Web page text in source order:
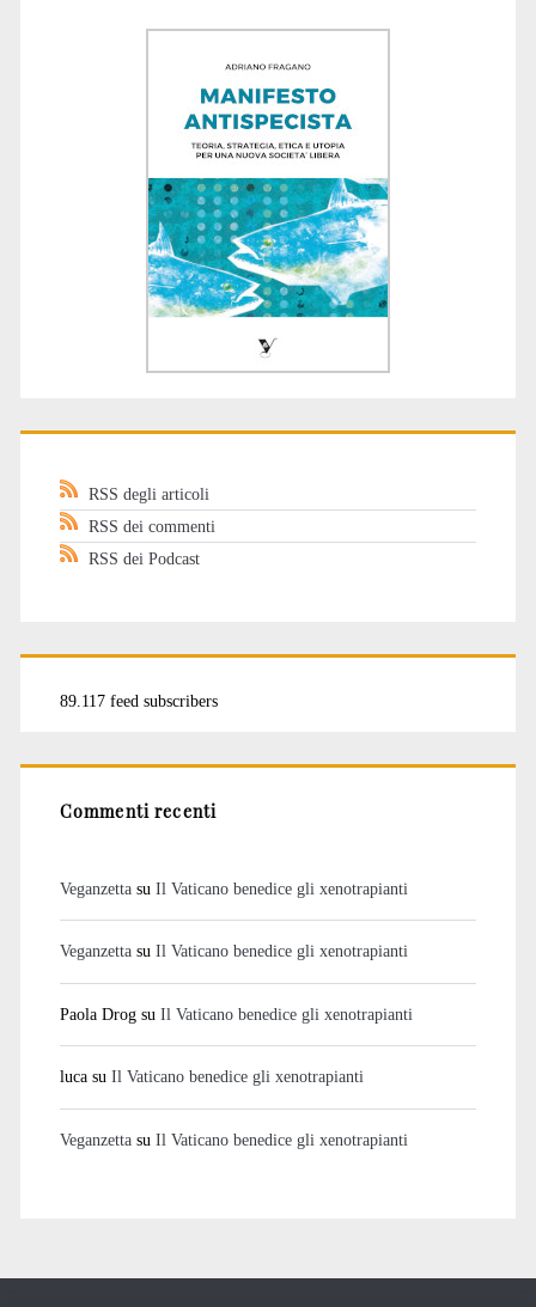
RSS degli articoli
RSS dei commenti
RSS dei Podcast
89.117 feed subscribers
Commenti recenti
Veganzettasu Il Vaticano benedice gli xenotrapianti
Veganzettasu Il Vaticano benedice gli xenotrapianti
Paola Drogsu Il Vaticano benedice gli xenotrapianti
lucasu Il Vaticano benedice gli xenotrapianti
Veganzettasu Il Vaticano benedice gli xenotrapianti